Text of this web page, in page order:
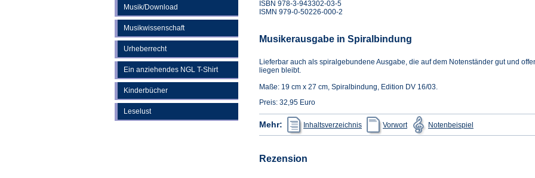
Musik/Download
Musikwissenschaft
Urheberrecht
Ein anziehendes NGL T-Shirt
Kinderbücher
Leselust
ISBN 978-3-943302-03-5
ISMN 979-0-50226-000-2
Musikerausgabe in Spiralbindung
Lieferbar auch als spiralgebundene Ausgabe, die auf dem Notenständer gut und
liegen bleibt.
Maße: 19 cm x 27 cm, Spiralbindung, Edition DV 16/03.
Preis: 32,95 Euro
Mehr: Inhaltsverzeichnis
(Öffnet
in
einem
Vorwort
(Öffnet
in
einem
Notenbeispiel in
einem
Rezension